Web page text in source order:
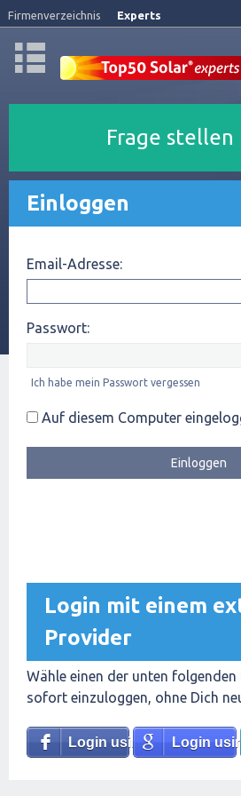
Firmenverzeichnis Experts
Frage stellen
Einloggen
Email-Adresse:
Passwort:
Ich habe mein Passwort vergessen
Auf diesem Computer
Login mit einem
Provider
Wähle einen der unten folgenden
sofort einzuloggen, ohne Dich
Login using Facebook
Login